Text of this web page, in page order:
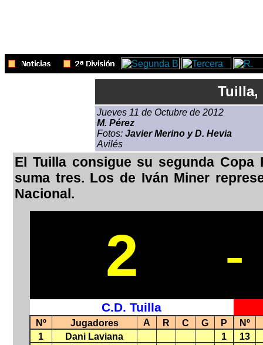
Tuilla,
Jueves 11 de Octubre de 2012
M. Pérez
Fotos: Javier Merino y D. Hevia
Avilés
El Tuilla consigue su segunda Copa
suma tres. Los de Iván Miner
Nacional.
2 -
C.D. Tuilla
Nº Jugadores A R C G P
Nº
1
Dani Laviana 1
13